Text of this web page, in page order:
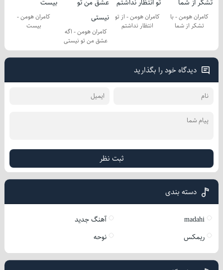
کامران هومن - با
تشکر از شما
کامران هومن - از تو
انتظار نداشتم
کامران هومن - اگه
عشق من تو نیستی
کامران هومن -
بیست
دیدگاه خود را بگذارید
ثبت نظر
دسته بندی
madahi
آهنگ جدید
ریمکس
نوحه